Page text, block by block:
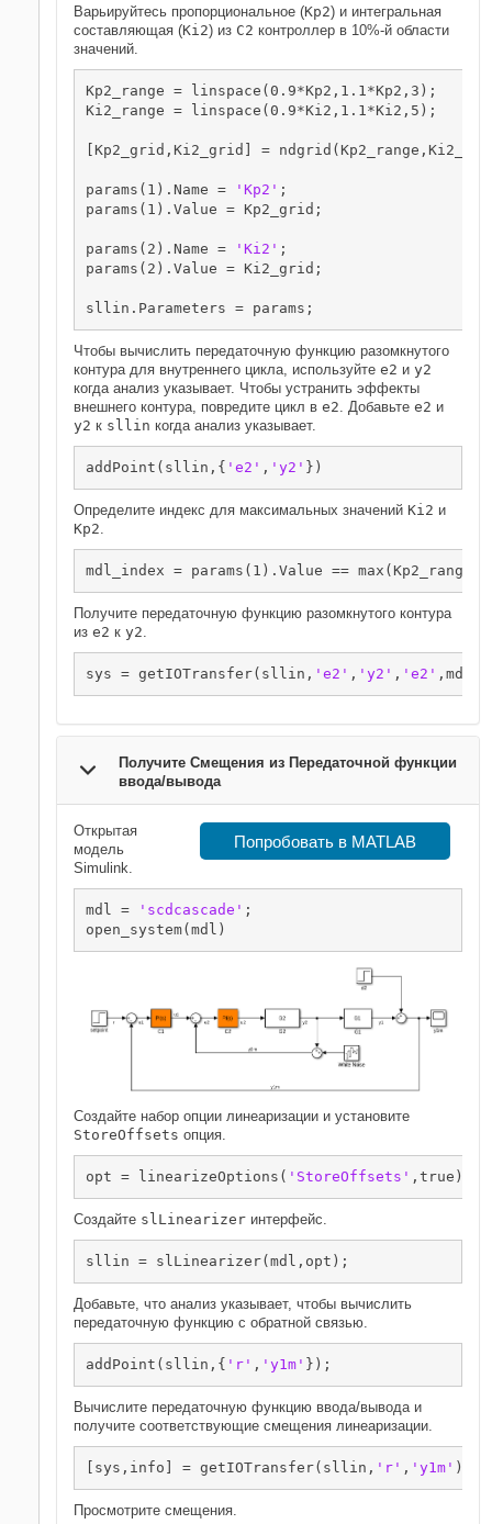
Варьируйтесь пропорциональное (Kp2) и интегральная
составляющая (Ki2) из C2 контроллер в 10%-й области
значений.
Kp2_range = linspace(0.9*Kp2,1.1*Kp2,3);
Ki2_range = linspace(0.9*Ki2,1.1*Ki2,5);
[Kp2_grid,Ki2_grid] =
params(1).Name = 'Kp2' ;
params(1).Value = Kp2_grid;
params(2).Name = 'Ki2' ;
params(2).Value = Ki2_grid;
Чтобы вычислить передаточную функцию разомкнутого
контура для внутреннего цикла, используйте e2 и y2
когда анализ указывает. Чтобы устранить эффекты
внешнего контура, повредите цикл в e2 . Добавьте e2 и
y2 к sllin когда анализ указывает.
addPoint(sllin,{ 'e2' , 'y2'
Определите индекс для максимальных значений Ki2 и
Kp2
Получите передаточную функцию разомкнутого контура
из e2 к y2
sys = getIOTransfer(sllin, 'e2' , 'y2' , 'e2'
Получите Смещения из Передаточной функции
ввода/вывода
Попробовать в MATLAB
Открытая
модель
Simulink.
mdl = 'scdcascade' ;
Создайте набор опции линеаризации и установите
StoreOffsets опция.
opt = linearizeOptions( 'StoreOffsets'
Создайте slLinearizer интерфейс.
Добавьте, что анализ указывает, чтобы вычислить
передаточную функцию с обратной связью.
addPoint(sllin,{ 'r' , 'y1m'
Вычислите передаточную функцию ввода/вывода и
получите соответствующие смещения линеаризации.
[sys,info] = getIOTransfer(sllin, 'r' , 'y1m'
Просмотрите смещения.